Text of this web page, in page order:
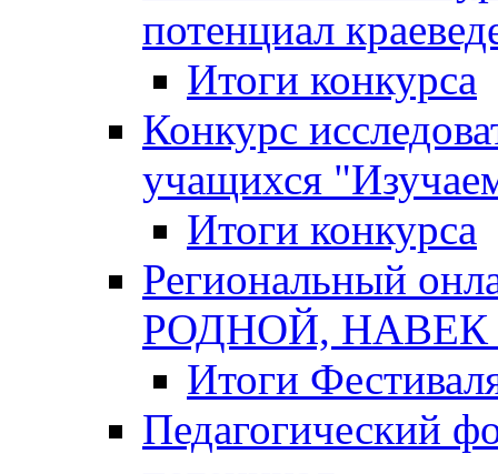
потенциал
Итоги конкурса
Конкурс
учащихся
Итоги конкурса
Региональный
РОДНОЙ,
Итоги
Педагогический